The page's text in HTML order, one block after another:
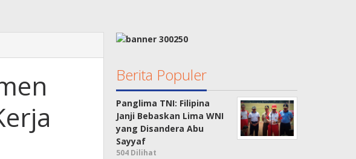
Berita Populer
Panglima TNI: Filipina
Janji Bebaskan Lima WNI
yang Disandera Abu
Sayyaf
504 Dilihat